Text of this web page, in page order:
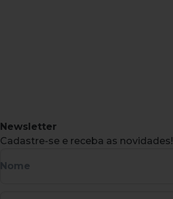
Newsletter
Cadastre-se e receba as novidades!
Nome